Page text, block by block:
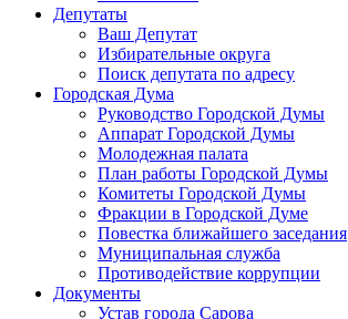
Депутаты
Ваш Депутат
Избирательные округа
Поиск депутата по адресу
Городская Дума
Руководство Городской Думы
Аппарат Городской Думы
Молодежная палата
План работы Городской Думы
Комитеты Городской Думы
Фракции в Городской Думе
Повестка ближайшего заседания
Муниципальная служба
Противодействие коррупции
Документы
Устав города Сарова